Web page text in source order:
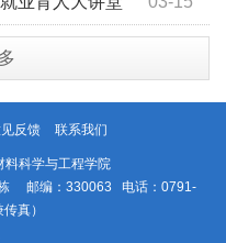
反馈 联系我们
料科学与工程学院
栋 邮编：330063 电话：0791-
真）